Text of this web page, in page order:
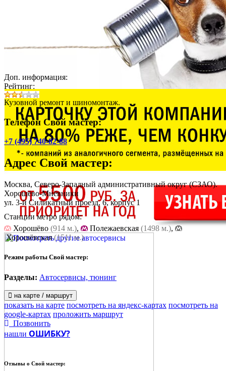
Доп. информация:
Рейтинг:
Кузовной ремонт и шиномонтаж.
Телефон Свой мастер:
+7 (495) 740-82-88
Адрес Свой мастер:
Москва, Северо-Западный административный округ (СЗАО).
Хорошёво-Мнёвники
ул. 3-й Силикатный проезд, 6, корпус 1
Станции метро рядом:
Хорошёво (914 м.), Полежаевская (1498 м.),
Хорошёвская(1511 м.)
Режим работы Свой мастер:
Разделы: Автосервисы, тюнинг
на карте / маршрут
показать на карте посмотреть на яндекс-картах посмотреть на
google-картах проложить маршрут
Позвонить
нашли ОШИБКУ?
Отзывы о Свой мастер: